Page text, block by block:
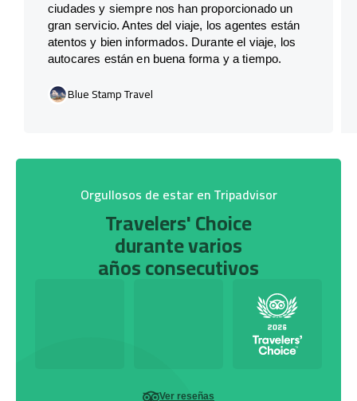
ciudades y siempre nos han proporcionado un
gran servicio. Antes del viaje, los agentes están
atentos y bien informados. Durante el viaje, los
autocares están en buena forma y a tiempo.
Blue Stamp Travel
Orgullosos de estar en Tripadvisor
Travelers' Choice
durante varios
años consecutivos
Ver reseñas